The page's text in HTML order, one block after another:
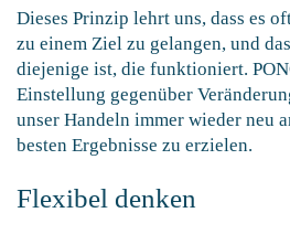
Dieses Prinzip lehrt uns, dass es
zu einem Ziel zu gelangen, und
diejenige ist, die funktioniert.
Einstellung gegenüber
unser Handeln immer wieder neu
besten Ergebnisse zu erzielen.
Flexibel denken